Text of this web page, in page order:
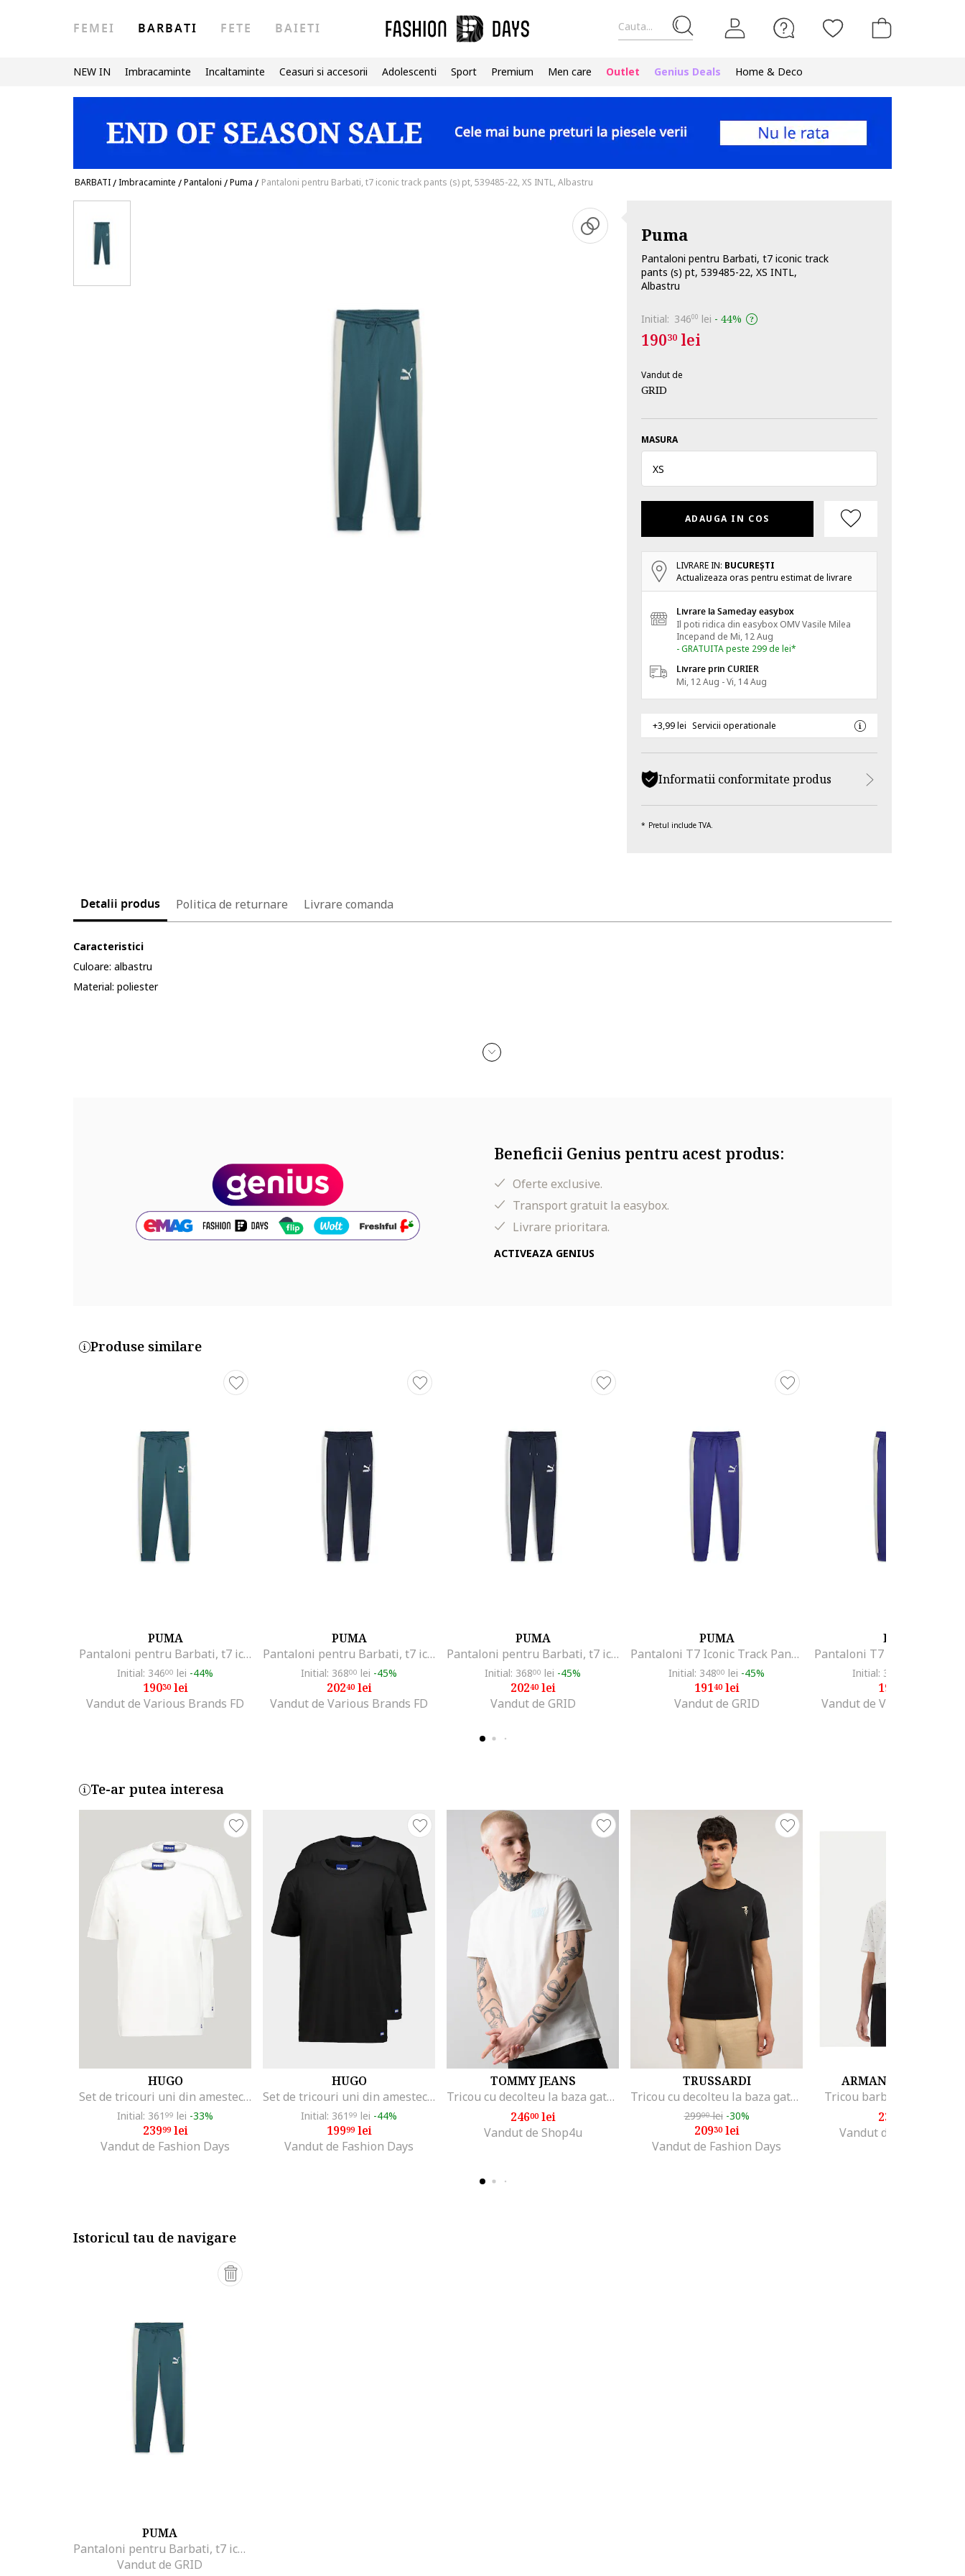
Cauta...
FEMEI BARBATI FETE BAIETI
NEW IN Imbracaminte Incaltaminte Ceasuri si accesorii Adolescenti Sport Premium Men care Outlet Genius Deals Home & Deco
BARBATI/Imbracaminte /Pantaloni /Puma / Pantaloni pentru Barbati, t7 iconic track pants (s) pt, 539485-22, XS INTL, Albastru
Puma
Pantaloni pentru Barbati, t7 iconic track
pants (s) pt, 539485-22, XS INTL,
Albastru
Initial: 34600 lei - 44%
19030lei
Vandut de
GRID
MASURA
XS
ADAUGA IN COS
LIVRARE IN: BUCUREŞTI
Actualizeaza oras pentru estimat de livrare
Livrare la Sameday easybox
Il poti ridica din easybox OMV Vasile Milea
Incepand de Mi, 12 Aug
- GRATUITA peste 299 de lei*
Livrare prin CURIER
Mi, 12 Aug - Vi, 14 Aug
+3,99 lei Servicii operationale
Informatii conformitate produs
Pretul include TVA.
Detalii produs Politica de returnare Livrare comanda
Caracteristici
Culoare: albastru
Material: poliester
Beneficii Genius pentru acest produs:
Oferte exclusive.
Transport gratuit la easybox.
Livrare prioritara.
ACTIVEAZA GENIUS
Produse similare
PUMA
Pantaloni pentru Barbati, t7 iconic track pants (s) pt, 539485-22, XS INTL, Albastru
Initial: 34600 lei -44%
19030lei
Vandut de Various Brands FD
PUMA
Pantaloni pentru Barbati, t7 iconic track pants, 539485-14, XS INTL, Albastru
Initial: 36800 lei -45%
20240lei
Vandut de Various Brands FD
PUMA
Pantaloni pentru Barbati, t7 iconic track pants, 539485-14, XS INTL, Albastru
Initial: 36800 lei -45%
20240lei
Vandut de GRID
PUMA
Pantaloni T7 Iconic Track Pants (S) PT-539485-27
Initial: 34800 lei -45%
19140lei
Vandut de GRID
PUMA
Initial: 348
191
Vandut de Various Brands
Te-ar putea interesa
HUGO
Set de tricouri uni din amestec de bumbac - 2 piese, Alb optic
Initial: 361 99 lei -33%
23999lei
Vandut de Fashion Days
HUGO
Set de tricouri uni din amestec de bumbac - 2 piese, Negru
Initial: 361 99 lei -44%
19999lei
Vandut de Fashion Days
TOMMY JEANS
Tricou cu decolteu la baza gatului si imprimeu logo, Alb fildes
24600lei
Vandut de Shop4u
TRUSSARDI
Tricou cu decolteu la baza gatului si logo pe piept, Negru
29900lei -30%
20930lei
Vandut de Fashion Days
ARMANI EXCHANGE
Tricou barbati, bumbac,
239
Vandut de MODIVO SA
Istoricul tau de navigare
PUMA
Pantaloni pentru Barbati, t7 iconic track pants (s) pt, 539485-22, XS INTL, Albastru
Vandut de GRID